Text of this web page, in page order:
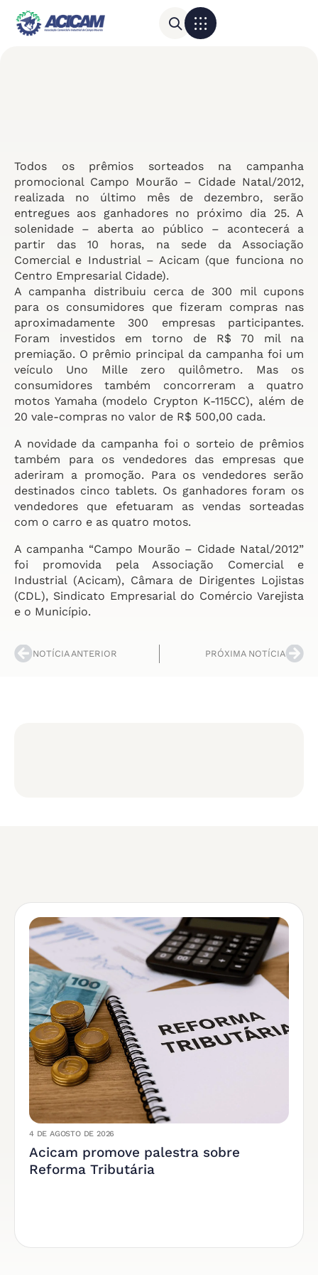
Todos os prêmios sorteados na campanha
promocional Campo Mourão – Cidade Natal/2012,
realizada no último mês de dezembro, serão
entregues aos ganhadores no próximo dia 25. A
solenidade – aberta ao público – acontecerá a
partir das 10 horas, na sede da Associação
Comercial e Industrial – Acicam (que funciona no
Centro Empresarial Cidade).
A campanha distribuiu cerca de 300 mil cupons
para os consumidores que fizeram compras nas
aproximadamente 300 empresas participantes.
Foram investidos em torno de R$ 70 mil na
premiação. O prêmio principal da campanha foi um
veículo Uno Mille zero quilômetro. Mas os
consumidores também concorreram a quatro
motos Yamaha (modelo Crypton K-115CC), além de
20 vale-compras no valor de R$ 500,00 cada.
A novidade da campanha foi o sorteio de prêmios
também para os vendedores das empresas que
aderiram a promoção. Para os vendedores serão
destinados cinco tablets. Os ganhadores foram os
vendedores que efetuaram as vendas sorteadas
com o carro e as quatro motos.
A campanha “Campo Mourão – Cidade Natal/2012”
foi promovida pela Associação Comercial e
Industrial (Acicam), Câmara de Dirigentes Lojistas
(CDL), Sindicato Empresarial do Comércio Varejista
e o Município.
NOTÍCIA ANTERIOR PRÓXIMA NOTÍCIA
4 DE AGOSTO DE 2026
Acicam promove palestra sobre
Reforma Tributária